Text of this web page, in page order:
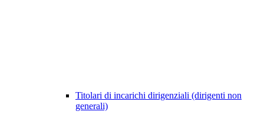
Titolari di incarichi dirigenziali (dirigenti non
generali)